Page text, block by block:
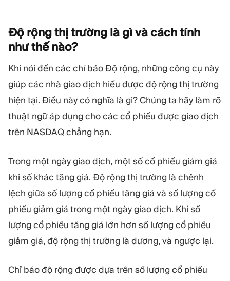
Độ rộng thị trường là gì và cách tính
như thếnào?
Khi nói đến các chỉ báo Độ rộng, những công cụ này
giúp các nhà giao dịch hiểu được độ rộng thị trường
hiện tại. Điều này có nghĩa là gì? Chúng ta hãy làm rõ
thuật ngữ áp dụng cho các cổ phiếu được giao dịch
trên NASDAQ chẳng hạn.
Trong một ngày giao dịch, một số cổ phiếu giảm giá
khi số khác tăng giá. Độ rộng thị trường là chênh
lệch giữa số lượng cổ phiếu tăng giá và số lượng cổ
phiếu giảm giá trong một ngày giao dịch. Khi số
lượng cổ phiếu tăng giá lớn hơn số lượng cổ phiếu
giảm giá, độ rộng thị trường là dương, và ngược lại.
Chỉ báo độ rộng được dựa trên số lượng cổ phiếu